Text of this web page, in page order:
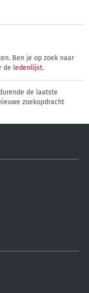
Ben je op zoek naar
de ledenlijst.
de laatste
zoekopdracht